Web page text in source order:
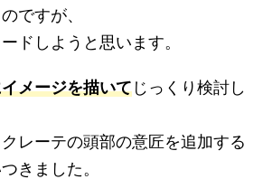
ですが、
ドしようと思います。
メージを描いてじっくり検討し
レーテの頭部の意匠を追加する
きました。